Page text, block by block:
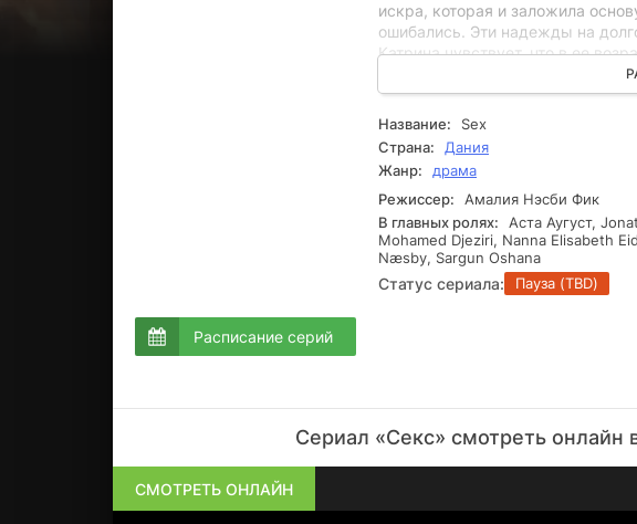
Расписание серий
искра, которая и заложила
ошибались. Эти надежды на
Катрина чувствует, что в ее
понятия о том, как
потребность. Встреча с Сельмой
понимает, что ей теперь
любимым Симоном, с которым
интрижку с Сельмой, которая
желания.
Название: Sex
Страна:
Дания
Жанр:
драма
Режиссер:
Амалия Нэсби Фик
В главных ролях:
Аста Аугуст,
Mohamed Djeziri, Nanna Elisabeth
Næsby, Sargun Oshana
Статус сериала: Пауза (TBD)
Сериал «Секс» смотреть онлайн
СМОТРЕТЬ ОНЛАЙН